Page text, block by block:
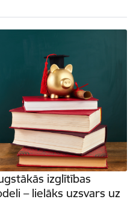
izglītības
– lielāks uzsvars uz